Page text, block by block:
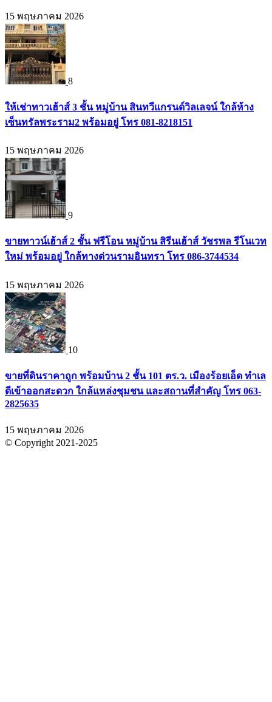
15 พฤษภาคม 2026
8
ให้เช่าทาวเฮ้าส์ 3 ชั้น หมู่บ้าน สินทวีแกรนด์วิลเลจน์ ใกล้ห้าง
เซ็นทรัลพระราม2 พร้อมอยู่ โทร 081-8218151
15 พฤษภาคม 2026
9
ขายทาวน์เฮ้าส์ 2 ชั้น ฟรีโอน หมู่บ้าน สิรีนเฮ้าส์ วัชรพล รีโนเวท
ใหม่ พร้อมอยู่ ใกล้ทางด่วนรามอินทรา โทร 086-3744534
15 พฤษภาคม 2026
10
ขายที่ดินราคาถูก พร้อมบ้าน 2 ชั้น 101 ตร.ว. เมืองร้อยเอ็ด ทำเล
ดีเข้าออกสะดวก ใกล้แหล่งชุมชน และสถานที่สำคัญ โทร 063-
2825635
15 พฤษภาคม 2026
© Copyright 2021-2025